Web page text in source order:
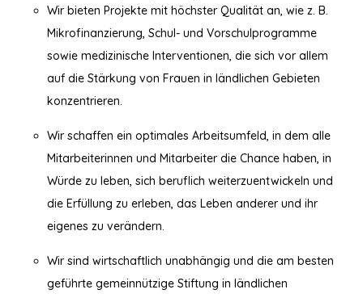
Wir bieten Projekte mit höchster Qualität an, wie z. B.
Mikrofinanzierung, Schul- und Vorschulprogramme
sowie medizinische Interventionen, die sich vor allem
auf die Stärkung von Frauen in ländlichen Gebieten
konzentrieren.
Wir schaffen ein optimales Arbeitsumfeld, in dem alle
Mitarbeiterinnen und Mitarbeiter die Chance haben, in
Würde zu leben, sich beruflich weiterzuentwickeln und
die Erfüllung zu erleben, das Leben anderer und ihr
eigenes zu verändern.
Wir sind wirtschaftlich unabhängig und die am besten
geführte gemeinnützige Stiftung in ländlichen